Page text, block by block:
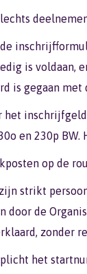
is voldaan,
is gegaan
het
en 230p
op de
strikt
door de
zonder
het